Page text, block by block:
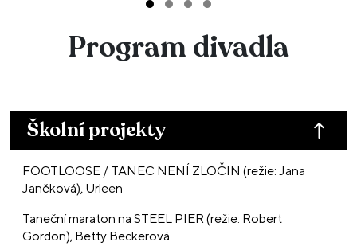
Školní projekty
FOOTLOOSE / TANEC NENÍ ZLOČIN (režie: Jana
Janěková), Urleen
Taneční maraton na STEEL PIER (režie: Robert
Gordon), Betty Beckerová
Program divadla